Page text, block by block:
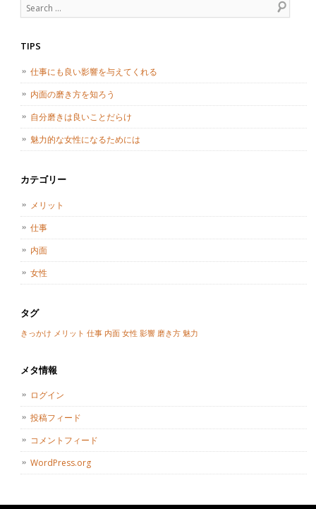
Search
TIPS
仕事にも良い影響を与えてくれる
内面の磨き方を知ろう
自分磨きは良いことだらけ
魅力的な女性になるためには
カテゴリー
メリット
仕事
内面
女性
タグ
きっかけ メリット 仕事 内面 女性 影響 磨き方 魅力
メタ情報
ログイン
投稿フィード
コメントフィード
WordPress.org